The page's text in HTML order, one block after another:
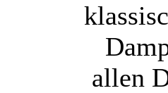
allen